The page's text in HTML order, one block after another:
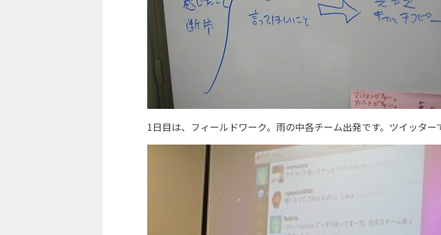
1日目は、フィールドワーク。雨の中各チーム出発です。ツイッター